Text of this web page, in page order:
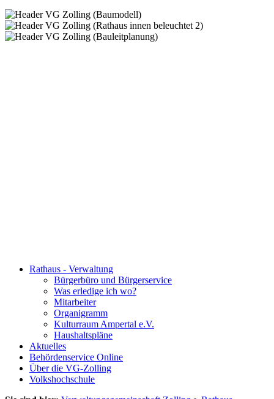
Rathaus - Verwaltung
Bürgerbüro und Bürgerservice
Was erledige ich wo?
Mitarbeiter
Organigramm
Kulturraum Ampertal e.V.
Haushaltspläne
Aktuelles
Behördenservice Online
Über die VG-Zolling
Volkshochschule